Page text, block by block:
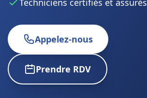
Techniciens certifiés et assurés
Appelez-nous
Prendre RDV